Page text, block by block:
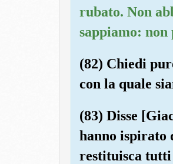
rubato. Non
sappiamo:
(82) Chiedi
con la quale
(83) Disse
hanno ispirato
restituisca